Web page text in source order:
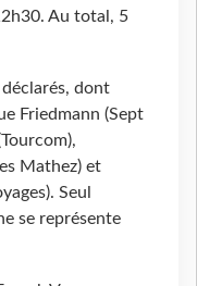
Au total, 5
dont
Friedmann (Sept
Mathez) et
Seul
se représente